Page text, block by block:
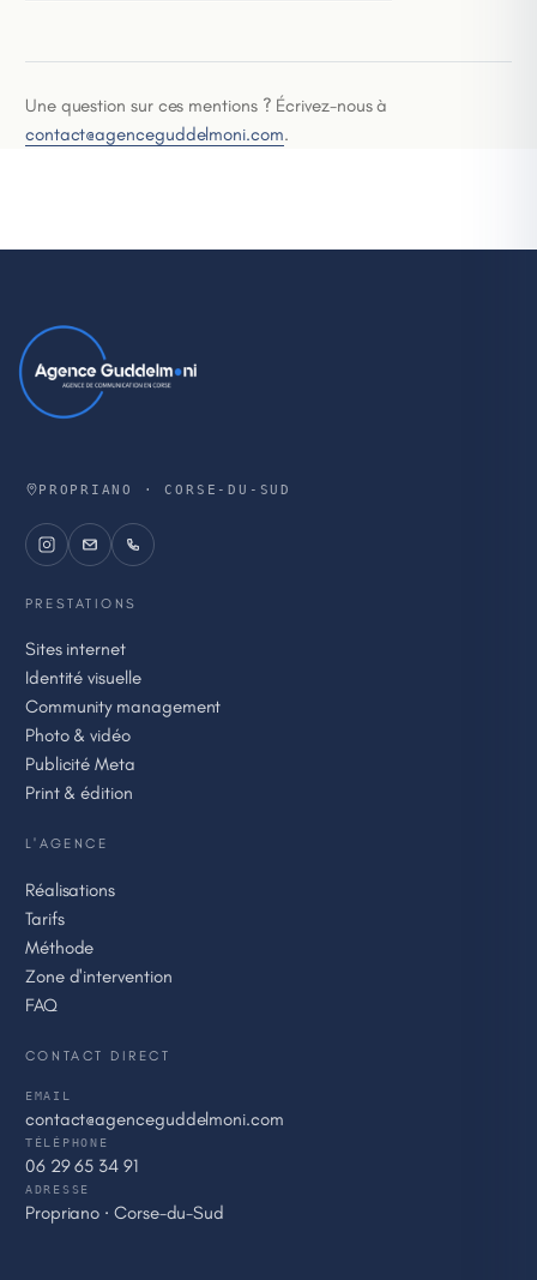
Une question sur ces mentions ? Écrivez-nous à
contact@agenceguddelmoni.com.
PROPRIANO · CORSE-DU-SUD
PRESTATIONS
Sites internet
Identité visuelle
Community management
Photo & vidéo
Publicité Meta
Print & édition
L'AGENCE
Réalisations
Tarifs
Méthode
Zone d'intervention
FAQ
CONTACT DIRECT
EMAIL
contact@agenceguddelmoni.com
TÉLÉPHONE
06 29 65 34 91
ADRESSE
Propriano · Corse-du-Sud